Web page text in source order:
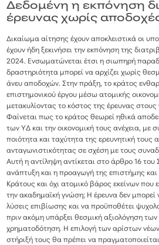
Δεδομένη η εκπόνηση
έρευνας χωρίς
Δικαίωμα αίτησης έχουν αποκλειστικά οι
έχουν ήδη ξεκινήσει την εκπόνηση της
2024. Ενσωματώνεται έτσι η σιωπηρή
δραστηριότητα μπορεί να αρχίζει χωρίς
άνευ αποδοχών. Στην πράξη, το κράτος
επιστημονικού έργου μέσω ατομικής
μετακυλίοντας το κόστος της έρευνας στους
Φαίνεται πως το κράτος θεωρεί ηθικά
των ΥΔ και την οικονομική τους ανέχεια, με
ποιότητα και ταχύτητα της ερευνητική τους
ανταγωνιστικότητας σε σχέση με τους
Αυτή η αντίληψη αντίκεται στο άρθρο 16 του
ανάπτυξη και η προαγωγή της επιστήμης
Κράτους και όχι ατομικό βάρος εκείνων που
την ακαδημαϊκή γνώση; Η έρευνα δεν μπορεί
λύσεις επιβίωσης και να προϋποθέτει
πριν ακόμη υπάρξει θεσμική αξιολόγηση
χρηματοδότηση. Η επιλογή των αρίστων νέων
στήριξή τους θα πρέπει να